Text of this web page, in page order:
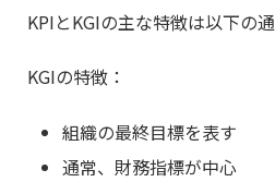
KPIとKGIの主な特徴は以下の
KGIの特徴：
組織の最終目標を表す
通常、財務指標が中心